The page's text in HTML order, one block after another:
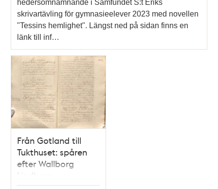
hedersomnämnande i Samfundet S:t Eriks
skrivartävling för gymnasieelever 2023 med novellen
"Tessins hemlighet". Längst ned på sidan finns en
länk till inf…
Från Gotland till
Tukthuset: spåren
efter Wallborg
Lindberg